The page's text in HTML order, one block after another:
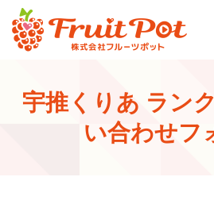
宇推くりあ ラン
い合わせフ